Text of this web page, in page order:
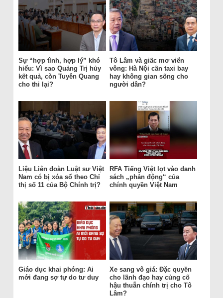
Sự “hợp tình, hợp lý” khó
hiểu: Vì sao Quảng Trị hủy
kết quả, còn Tuyên Quang
cho thi lại?
Tô Lâm và giấc mơ viển
vông: Hà Nội cần taxi bay
hay không gian sống cho
người dân?
Liệu Liên đoàn Luật sư Việt
Nam có bị xóa sổ theo Chỉ
thị số 11 của Bộ Chính trị?
RFA Tiếng Việt lọt vào danh
sách „phản động“ của
chính quyền Việt Nam
Giáo dục khai phóng: Ai
mới đang sợ tự do tư duy
Xe sang vô giá: Đặc quyền
cho lãnh đạo hay củng cố
hậu thuẫn chính trị cho Tô
Lâm?